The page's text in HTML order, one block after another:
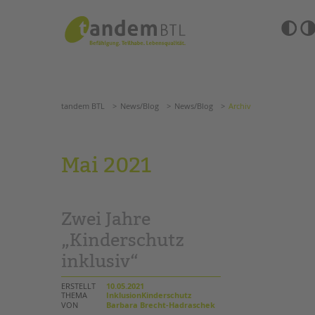
Barrierefrei-
ANGEBOTE
KITA & FRÜHE HILFEN
Grundschulen
Oberschulen
Förderzentren
Kollegs
EFöB
Schulbezogene Sozialarbeit
Tagesgruppen
tandem BTL News/Blog
tandem BTL News/Blog News/Blog Archiv
Mai 2021
Zwei Jahre
„Kinderschutz
inklusiv“
ERSTELLT
10.05.2021
THEMA
InklusionKinderschutz
VON
Barbara Brecht-Hadraschek